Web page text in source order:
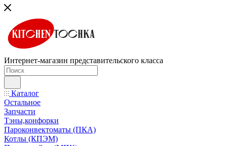
Интернет-магазин представительского класса
Каталог
Остальное
Запчасти
Тэны,конфорки
Пароконвектоматы (ПКА)
Котлы (КПЭМ)